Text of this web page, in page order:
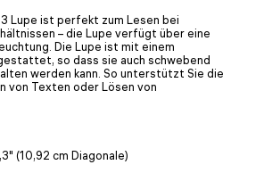
Lupe ist perfekt zum Lesen bei
– die Lupe verfügt über eine
Die Lupe ist mit einem
so dass sie auch schwebend
werden kann. So unterstützt Sie die
von Texten oder Lösen von
(10,92 cm Diagonale)